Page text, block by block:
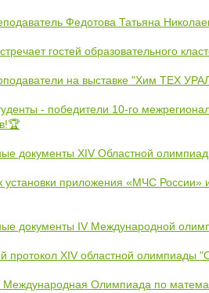
Федотова Татьяна
гостей образовательного
на выставке "Хим ТЕХ
- победители 10-го
документы XIV Областной
установки приложения «МЧС России»
документы IV Международной
протокол XIV областной олимпиады
Международная Олимпиада по